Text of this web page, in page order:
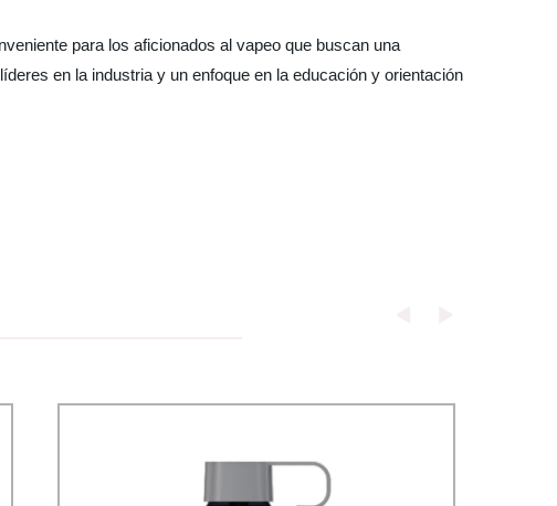
para los aficionados al vapeo que buscan una
en la industria y un enfoque en la educación y orientación